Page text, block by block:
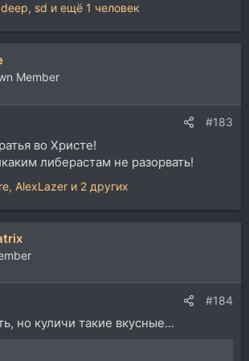
, sd и ещё 1 человек
Member
#183
во Христе!
либерастам не разорвать!
, AlexLazer и 2 других
#184
но куличи такие вкусные...